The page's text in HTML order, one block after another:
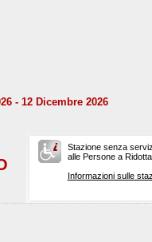
- 12 Dicembre 2026
Stazione senza
alle Persone a
Informazioni sulle